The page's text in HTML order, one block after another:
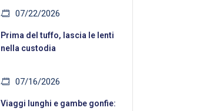
07/22/2026
Prima del tuffo, lascia le lenti
nella custodia
07/16/2026
Viaggi lunghi e gambe gonfie: